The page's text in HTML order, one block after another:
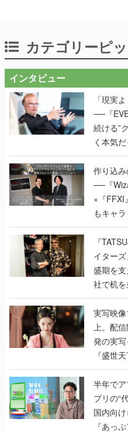
カテゴリーピ
インタビュー
「現実
──『
続ける”
く本気
作り込
──『
×『FFXI
もキャ
で作り
く
『
イター
盛期を
社で机
『
んだレ
実写映
上。配
発の実
『盛世
うこだ
半年でアプ
プリの“
国内向
『あっ